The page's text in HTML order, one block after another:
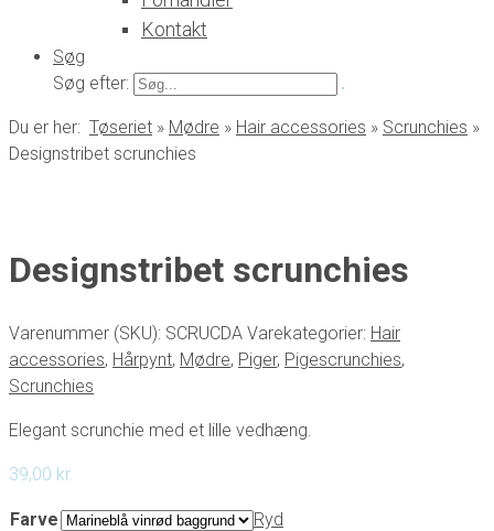
Kontakt
Søg
Søg efter:
Du er her: Tøseriet » Mødre » Hair accessories » Scrunchies »
Designstribet scrunchies
Designstribet scrunchies
Varenummer (SKU): SCRUCDA Varekategorier: Hair
accessories, Hårpynt, Mødre, Piger, Pigescrunchies,
Scrunchies
Elegant scrunchie med et lille vedhæng.
39,00 kr.
Farve
Ryd